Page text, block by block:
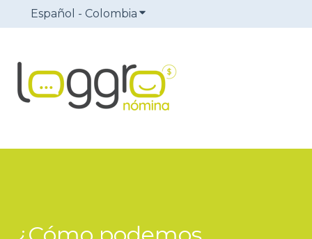
Español - Colombia Traducciones de Mostrar